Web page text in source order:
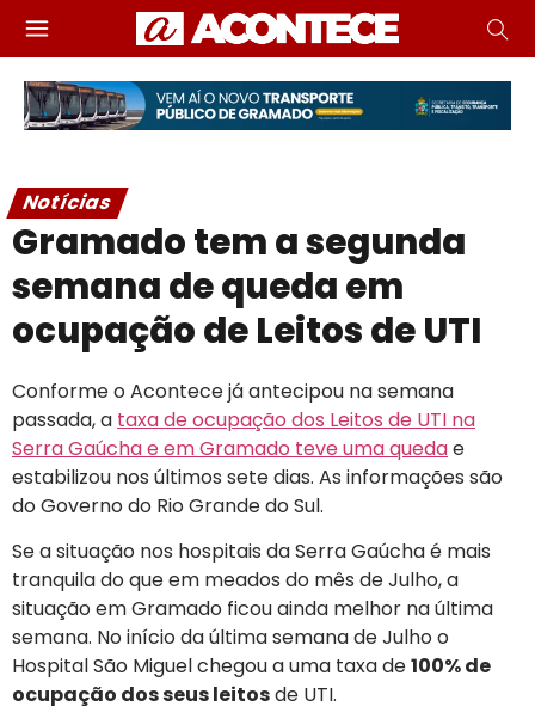
Notícias
Gramado tem a segunda
semana de queda em
ocupação de Leitos de UTI
Conforme o Acontece já antecipou na semana
passada, a taxa de ocupação dos Leitos de UTI na
Serra Gaúcha e em Gramado teve uma quedae
estabilizou nos últimos sete dias. As informações são
do Governo do Rio Grande do Sul.
Se a situação nos hospitais da Serra Gaúcha é mais
tranquila do que em meados do mês de Julho, a
situação em Gramado ficou ainda melhor na última
semana. No início da última semana de Julho o
Hospital São Miguel chegou a uma taxa de100% de
ocupação dos seus leitosde UTI.